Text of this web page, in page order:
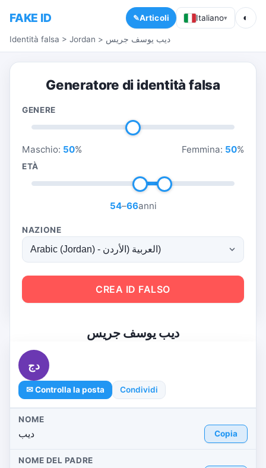
FAKE ID Articoli Italiano▾ ◐
Identità falsa > Jordan > ديب يوسف جريس
Generatore di identità falsa
GENERE
Maschio: 50% Femmina: 50%
ETÀ
54–66anni
NAZIONE
CREA ID FALSO
ديب يوسف جريس
دج
✉ Controlla la posta Condividi
NOME
ديب Copia
NOME DEL PADRE